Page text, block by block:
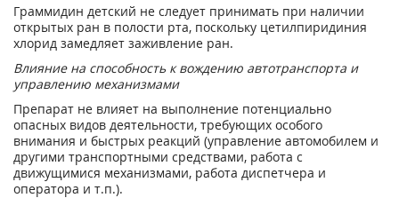
Граммидин детский не следует принимать при наличии
открытых ран в полости рта, поскольку цетилпиридиния
хлорид замедляет заживление ран.
Влияние на способность к вождению автотранспорта и
управлению механизмами
Препарат не влияет на выполнение потенциально
опасных видов деятельности, требующих особого
внимания и быстрых реакций (управление автомобилем и
другими транспортными средствами, работа с
движущимися механизмами, работа диспетчера и
оператора и т.п.).